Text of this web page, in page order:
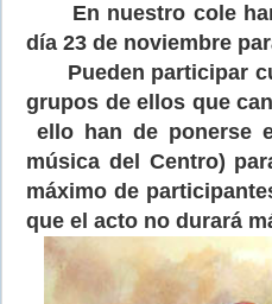
En nuestro cole
día 23 de noviembre
Pueden participar
grupos de ellos que
ello han de ponerse
música del Centro)
máximo de
que el acto no durará